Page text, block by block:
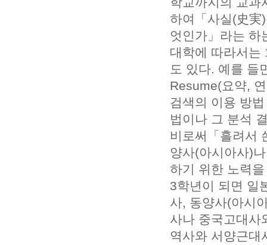
하여「사실(史実
엇인가」라는 하
대학에 따라서는
도 있다. 예를 들
Resume(요약,
검색의 이용 방
법이나 그 분석
비로써「흘려서
양사(아시아사)
하기 위한 노력
3학년이 되면 일
사, 동양사(아시
사나 중국고대사
역사와 서양근대